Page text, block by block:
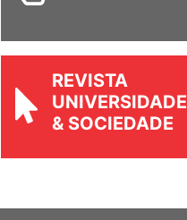
REVISTA
UNIVERSIDADE
& SOCIEDADE